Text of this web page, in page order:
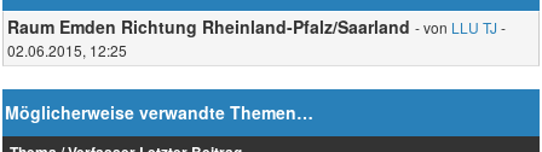
Raum Emden Richtung Rheinland-Pfalz/Saarland - von LLU TJ -
02.06.2015, 12:25
Möglicherweise verwandte Themen…